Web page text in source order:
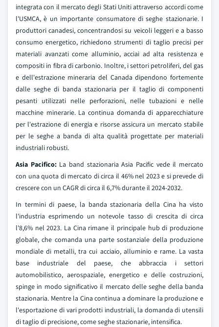
integrata con il mercato degli Stati Uniti attraverso accordi come
l'USMCA, è un importante consumatore di seghe stazionarie. I
produttori canadesi, concentrandosi su veicoli leggeri e a basso
consumo energetico, richiedono strumenti di taglio precisi per
materiali avanzati come alluminio, acciai ad alta resistenza e
compositi in fibra di carbonio. Inoltre, i settori petroliferi, del gas
e dell'estrazione mineraria del Canada dipendono fortemente
dalle seghe di banda stazionaria per il taglio di componenti
pesanti utilizzati nelle perforazioni, nelle tubazioni e nelle
macchine minerarie. La continua domanda di apparecchiature
per l'estrazione di energia e risorse assicura un mercato stabile
per le seghe a banda di alta qualità progettate per materiali
industriali robusti.
Asia Pacifico:La band stazionaria Asia Pacific vede il mercato
con una quota di mercato di circa il 46% nel 2023 e si prevede di
crescere con un CAGR di circa il 6,7% durante il 2024-2032.
In termini di paese, la banda stazionaria della Cina ha visto
l'industria esprimendo un notevole tasso di crescita di circa
l'8,6% nel 2023. La Cina rimane il principale hub di produzione
globale, che comanda una parte sostanziale della produzione
mondiale di metalli, tra cui acciaio, alluminio e rame. La vasta
base industriale del paese, che abbraccia i settori
automobilistico, aerospaziale, energetico e delle costruzioni,
spinge in modo significativo il mercato delle seghe della banda
stazionaria. Mentre la Cina continua a dominare la produzione e
l'esportazione di vari prodotti industriali, la domanda di utensili
di taglio di precisione, come seghe stazionarie, intensifica.